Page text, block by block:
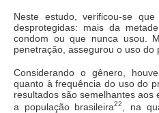
Neste estudo, verificou-se
desprotegidas: mais da
condom ou que nunca usou.
penetração, assegurou o uso
Considerando o gênero,
quanto à frequência do uso do
resultados são semelhantes aos
a população brasileira22
, na